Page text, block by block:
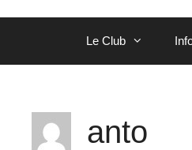
Le Club
anto